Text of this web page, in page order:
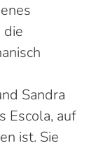
die
Sandra
Escola, auf
ist. Sie